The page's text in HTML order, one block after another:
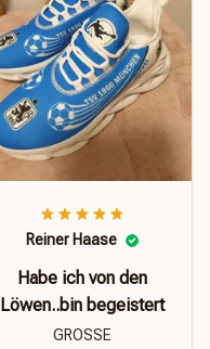
Reiner Haase
Habe ich von den
Löwen..bin begeistert
GROSSE